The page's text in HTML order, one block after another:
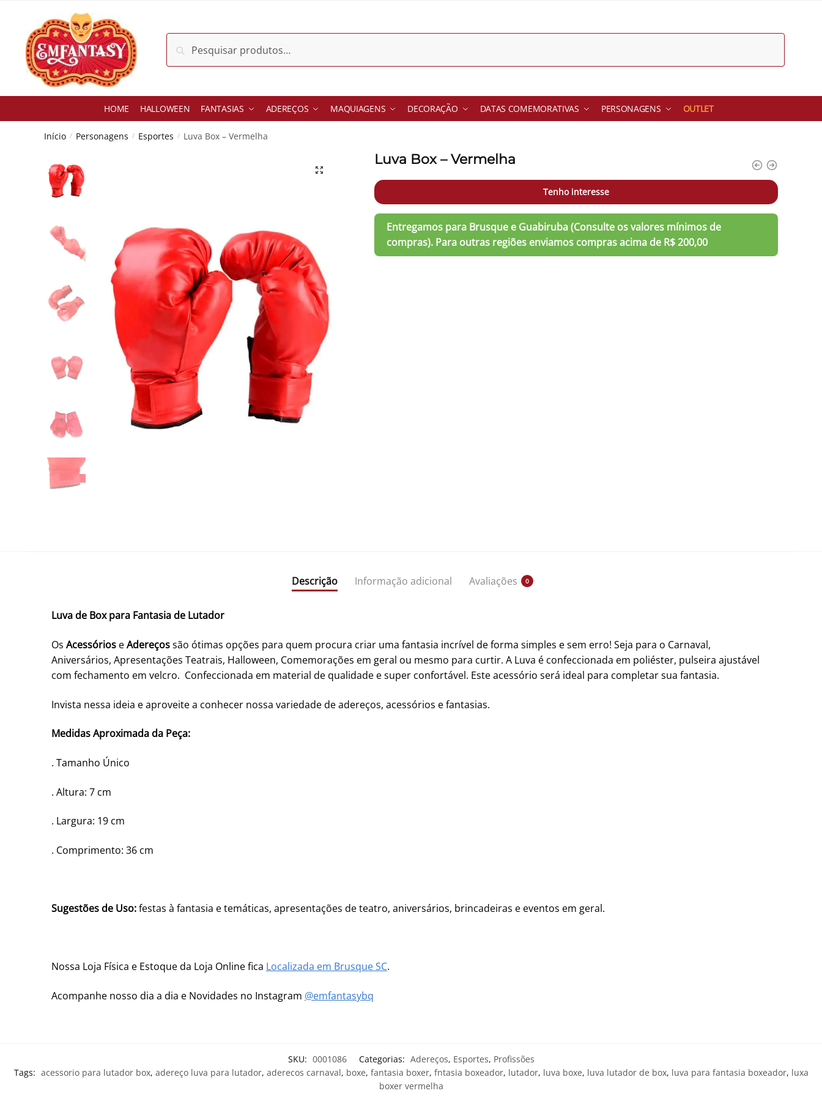
navigation
content
Pesquisar
por:
Pesquisar
HOME HALLOWEEN FANTASIAS ADEREÇOS MAQUIAGENS DECORAÇÃO DATAS COMEMORATIVAS PERSONAGENS OUTLET
Início / Personagens / Esportes / Luva Box – Vermelha
Luva Box – Vermelha
Tenho interesse
Descrição Informação adicional Avaliações 0
Luva de Box para Fantasia de Lutador
Os AcessórioseAdereçossão ótimas opções para quem procura criar uma fantasia incrível de forma simples e sem erro! Seja para o Carnaval,
Aniversários, Apresentações Teatrais, Halloween, Comemorações em geral ou mesmo para curtir. A Luva é confeccionada em poliéster, pulseira ajustável
com fechamento em velcro. Confeccionada em material de qualidade e super confortável. Este acessório será ideal para completar sua fantasia.
Invista nessa ideia e aproveite a conhecer nossa variedade de adereços, acessórios e fantasias.
Medidas Aproximada da Peça:
. Tamanho Único
. Altura: 7 cm
. Largura: 19 cm
. Comprimento: 36 cm
Sugestões de Uso:festas à fantasia e temáticas, apresentações de teatro, aniversários, brincadeiras e eventos em geral.
Nossa Loja Física e Estoque da Loja Online fica Localizada em Brusque SC.
Acompanhe nosso dia a dia e Novidades no Instagram @emfantasybq
SKU: 0001086 Categorias: Adereços, Esportes, Profissões
Tags: acessorio para lutador box, adereço luva para lutador, aderecos carnaval, boxe, fantasia boxer, fntasia boxeador, lutador, luva boxe, luva lutador de box, luva para fantasia boxeador, luxa
boxer vermelha